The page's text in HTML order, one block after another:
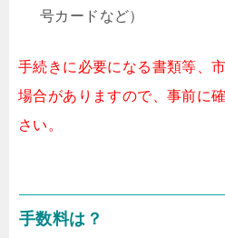
号カードなど）
手続きに必要になる書類等、
場合がありますので、事前に
さい。
手数料は？